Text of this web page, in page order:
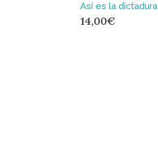
Así es la dictadura
14,00€